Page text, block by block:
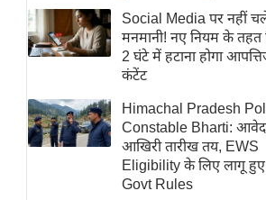
फिटनेस मंत्रा
रिलेशनशिप
राजनीति
विश्लेषण
समसामयिक
मातृभूमि
Social Media पर नहीं
मनमानी! नए नियम के तहत
2 घंटे में हटाना होगा
कंटेंट
Himachal Pradesh
Constable Bharti:
आखिरी तारीख तय, EWS
Eligibility के लिए लागू
Govt Rules